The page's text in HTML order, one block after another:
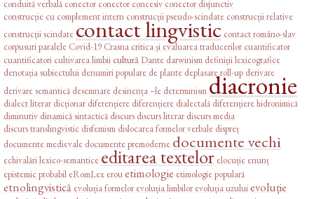
conduită verbală conector conector concesiv conector disjunctiv
construcție cu complement intern construcții pseudo-scindate construcții relative
construcții scindatecontact lingvistic contact româno-slav
corpusuri paralele Covid-19 Crasna critica și evaluarea traducerilor cuantificator
cuantificatori cultivarea limbii cultură Dante darwinism definiții lexicografice
denotația subiectului denumiri populare de plante deplasare roll-up derivare
derivare semantică desemnare desinența –le determinismdiacronie
dialect literar dicționar diferențiere diferențiere dialectală diferențiere hidronimică
diminutiv dinamică sintactică discurs discurs literar discurs media
discurs translingvistic disfemism dislocarea formelor verbale dispreț
documente medievale documente premoderne documente vechi
echivalări lexico-semantice editarea textelor elocuție enunț
epistemic probabil eRomLex erouetimologie etimologie populară
etnolingvistică evoluția formelor evoluția limbilor evoluția uzuluievoluție